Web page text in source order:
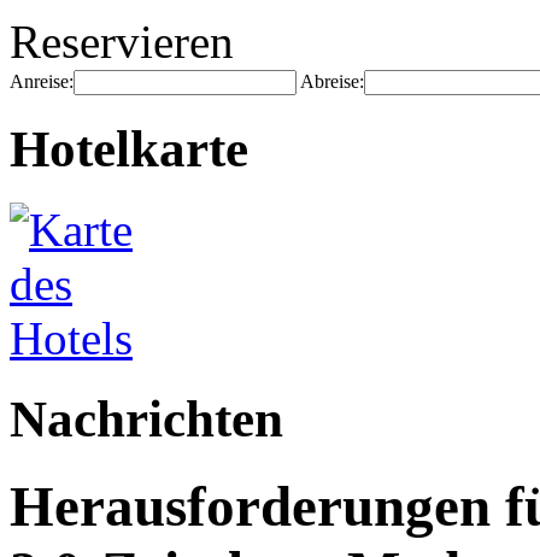
Reservieren
Anreise: Abreise:
Hotelkarte
Nachrichten
Herausforderungen